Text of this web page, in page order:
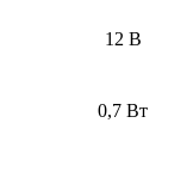
12 В
0,7 Вт